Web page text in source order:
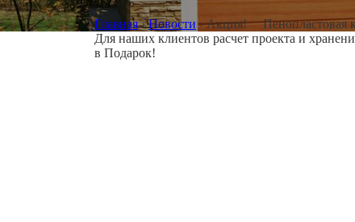
Главная › Новости › Акция! Пенопластовая
Для наших клиентов расчет проекта и
в Подарок!